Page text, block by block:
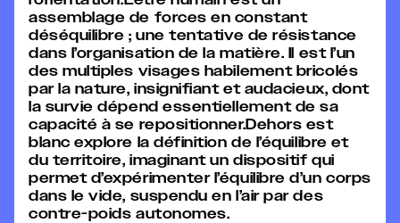
assemblage de forces en constant
déséquilibre ; une tentative de résistance
dans l’organisation de la matière. Il est l’un
des multiples visages habilement bricolés
par la nature, insignifiant et audacieux, dont
la survie dépend essentiellement de sa
capacité à se repositionner.Dehors est
blanc explore la définition de l’équilibre et
du territoire, imaginant un dispositif qui
permet d’expérimenter l’équilibre d’un corps
dans le vide, suspendu en l’air par des
contre-poids autonomes.